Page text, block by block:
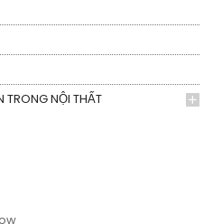
TRONG NỘI THẤT